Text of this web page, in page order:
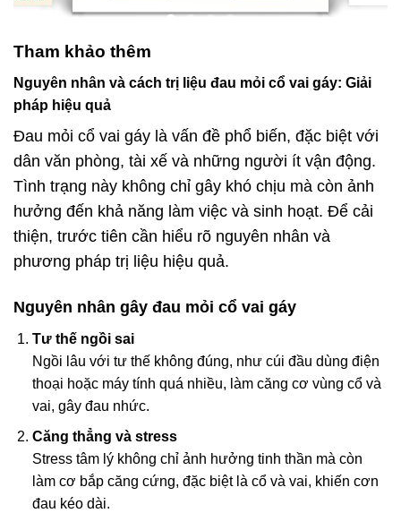
Tham khảo thêm
Nguyên nhân và cách trị liệu đau mỏi cổ vai gáy: Giải
pháp hiệu quả
Đau mỏi cổ vai gáy là vấn đề phổ biến, đặc biệt với
dân văn phòng, tài xế và những người ít vận động.
Tình trạng này không chỉ gây khó chịu mà còn ảnh
hưởng đến khả năng làm việc và sinh hoạt. Để cải
thiện, trước tiên cần hiểu rõ nguyên nhân và
phương pháp trị liệu hiệu quả.
Nguyên nhân gây đau mỏi cổ vai gáy
Tư thế ngồi sai
Ngồi lâu với tư thế không đúng, như cúi đầu dùng điện
thoại hoặc máy tính quá nhiều, làm căng cơ vùng cổ và
vai, gây đau nhức.
Căng thẳng và stress
Stress tâm lý không chỉ ảnh hưởng tinh thần mà còn
làm cơ bắp căng cứng, đặc biệt là cổ và vai, khiến cơn
đau kéo dài.